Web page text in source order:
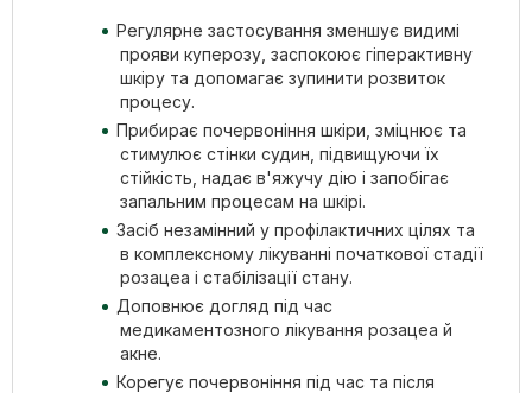
Регулярне застосування зменшує видимі
прояви куперозу, заспокоює гіперактивну
шкіру та допомагає зупинити розвиток
процесу.
Прибирає почервоніння шкіри, зміцнює та
стимулює стінки судин, підвищуючи їх
стійкість, надає в'яжучу дію і запобігає
запальним процесам на шкірі.
Засіб незамінний у профілактичних цілях та
в комплексному лікуванні початкової стадії
розацеа і стабілізації стану.
Доповнює догляд під час
медикаментозного лікування розацеа й
акне.
Корегує почервоніння під час та після